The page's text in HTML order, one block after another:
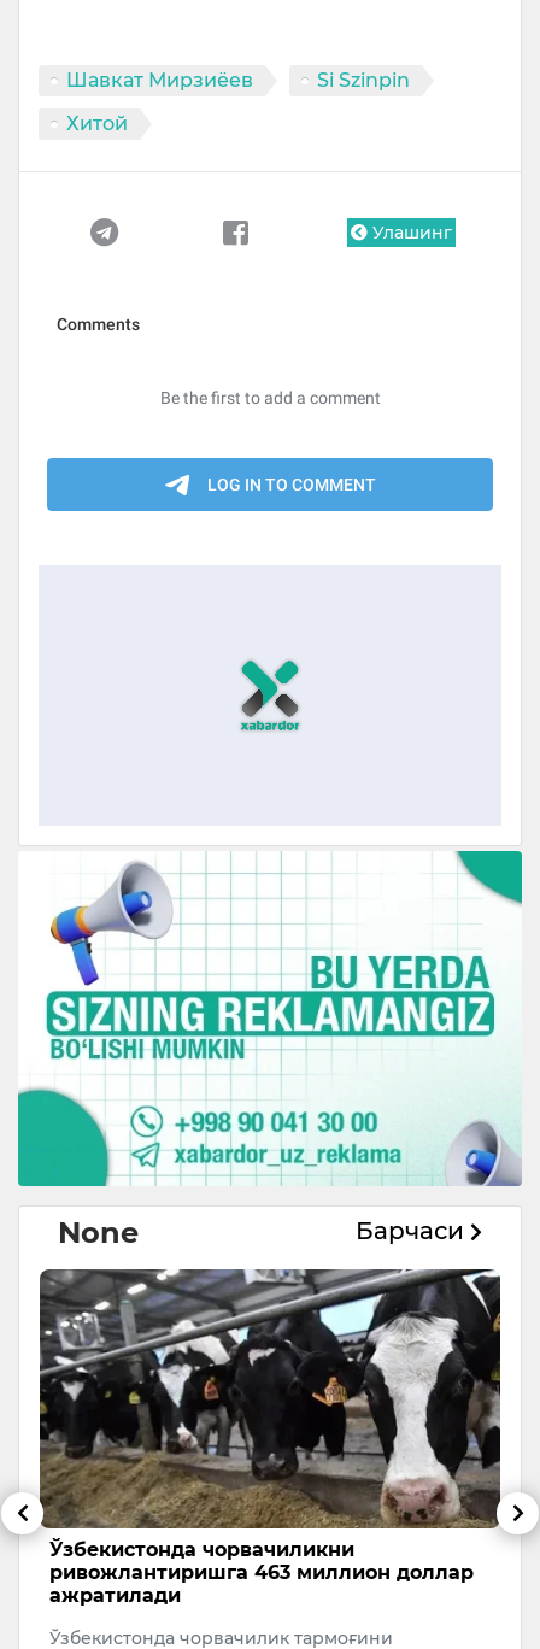
Шавкат Мирзиёев
Si Szinpin
Хитой
Улашинг
None Барчаси
Ўзбекистонда чорвачиликни
ривожлантиришга 463 миллион доллар
ажратилади
Ўзбекистонда чорвачилик тармоғини